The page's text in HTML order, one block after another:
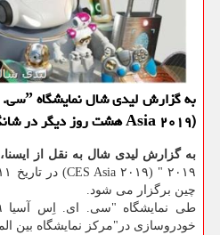
Asia ۲۰۱۹) هشت روز دیگر در شانگهای برگزار می گردد.
به گزارش لیدی شال به نقل از ایسنا،
چین برگزار می شود.